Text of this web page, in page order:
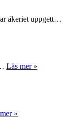
åkeriet uppgett…
Läs mer »
»